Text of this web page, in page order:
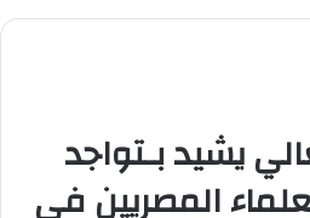
يشيد بـتواجد
المصريين في